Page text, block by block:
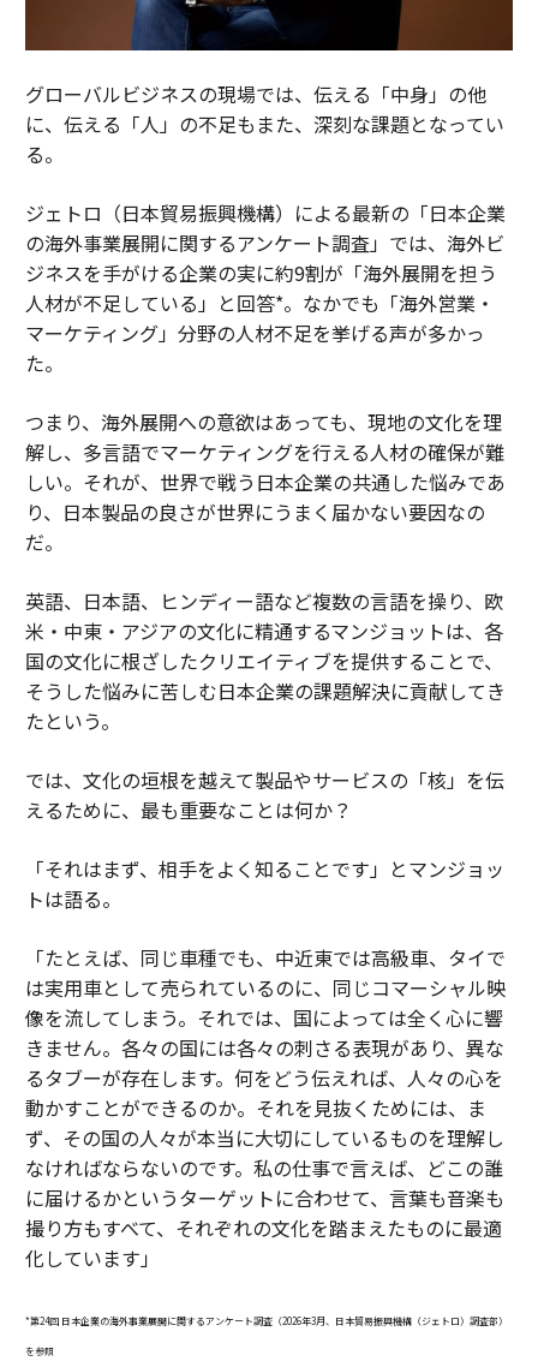
グローバルビジネスの現場では、伝える「中身」の他
に、伝える「人」の不足もまた、深刻な課題となってい
る。
ジェトロ（日本貿易振興機構）による最新の「日本企業
の海外事業展開に関するアンケート調査」では、海外ビ
ジネスを手がける企業の実に約9割が「海外展開を担う
人材が不足している」と回答*。なかでも「海外営業・
マーケティング」分野の人材不足を挙げる声が多かっ
た。
つまり、海外展開への意欲はあっても、現地の文化を理
解し、多言語でマーケティングを行える人材の確保が難
しい。それが、世界で戦う日本企業の共通した悩みであ
り、日本製品の良さが世界にうまく届かない要因なの
だ。
英語、日本語、ヒンディー語など複数の言語を操り、欧
米・中東・アジアの文化に精通するマンジョットは、各
国の文化に根ざしたクリエイティブを提供することで、
そうした悩みに苦しむ日本企業の課題解決に貢献してき
たという。
では、文化の垣根を越えて製品やサービスの「核」を伝
えるために、最も重要なことは何か？
「それはまず、相手をよく知ることです」とマンジョッ
トは語る。
「たとえば、同じ車種でも、中近東では高級車、タイで
は実用車として売られているのに、同じコマーシャル映
像を流してしまう。それでは、国によっては全く心に響
きません。各々の国には各々の刺さる表現があり、異な
るタブーが存在します。何をどう伝えれば、人々の心を
動かすことができるのか。それを見抜くためには、ま
ず、その国の人々が本当に大切にしているものを理解し
なければならないのです。私の仕事で言えば、どこの誰
に届けるかというターゲットに合わせて、言葉も音楽も
撮り方もすべて、それぞれの文化を踏まえたものに最適
化しています」
*第24回 日本企業の海外事業展開に関するアンケート調査（2026年3月、日本貿易振興機構（ジェトロ）調査部）
を参照